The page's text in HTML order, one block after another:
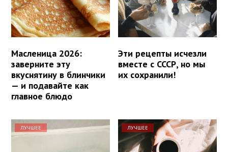
Масленица 2026:
заверните эту
вкуснятину в блинчики
— и подавайте как
главное блюдо
Эти рецепты исчезли
вместе с СССР, но мы
их сохранили!
ЛУЧШЕЕ ЛУЧШЕЕ